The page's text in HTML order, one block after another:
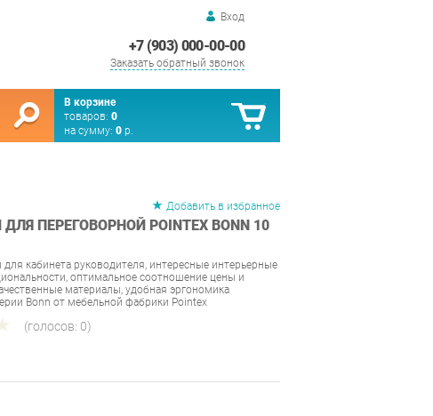
Вход
+7 (903) 000-00-00
Заказать обратный звонок
В корзине
товаров: 0
на сумму: 0 р.
Добавить в избранное
ПЕРЕГОВОРНОЙ POINTEX BONN 10
кабинета руководителя, интересные интерьерные
оптимальное соотношение цены и
материалы, удобная эргономика
Bonn от мебельной фабрики Pointex
(голосов: 0)